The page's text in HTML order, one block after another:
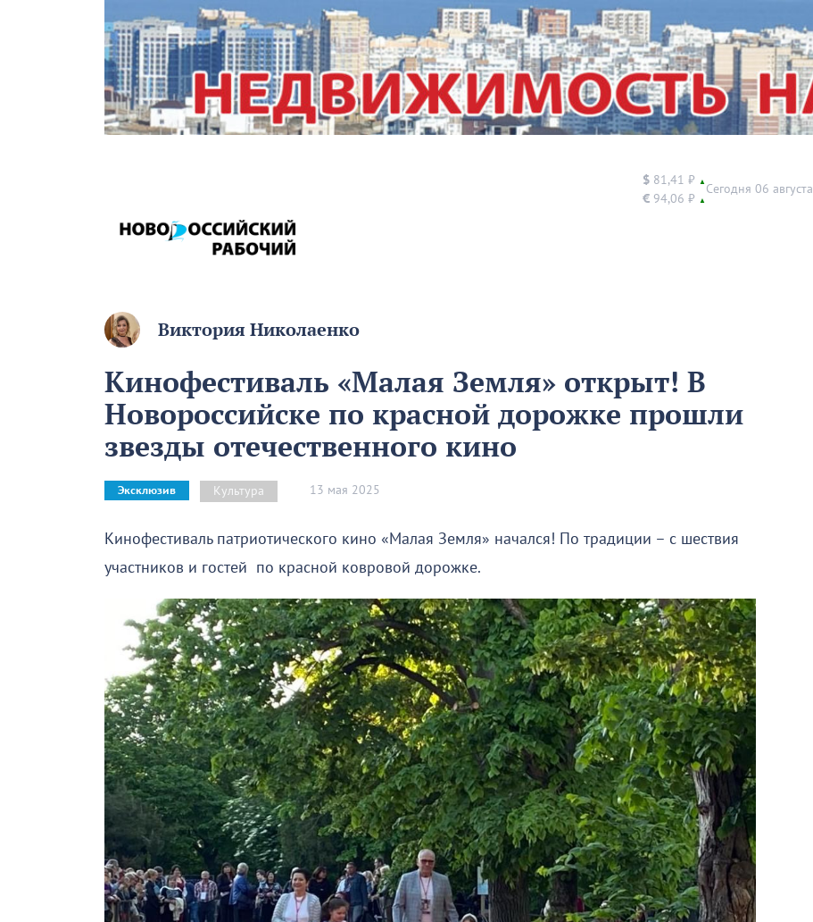
$ 81,41 ₽ ▲
€ 94,06 ₽ ▲
Сегодня 06 августа
Виктория Николаенко
Кинофестиваль «Малая Земля» открыт! В
Новороссийске по красной дорожке прошли
звезды отечественного кино
Эксклюзив Культура 13 мая 2025
Кинофестиваль патриотического кино «Малая Земля» начался! По традиции – с шествия
участников и гостей по красной ковровой дорожке.